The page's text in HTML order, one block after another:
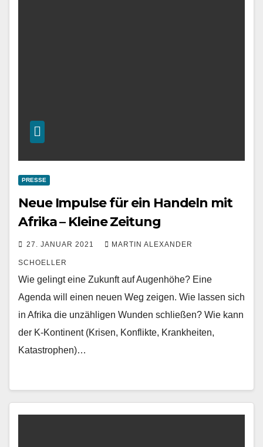
PRESSE
Neue Impulse für ein Handeln mit
Afrika – Kleine Zeitung
27. JANUAR 2021 MARTIN ALEXANDER
SCHOELLER
Wie gelingt eine Zukunft auf Augenhöhe? Eine
Agenda will einen neuen Weg zeigen. Wie lassen sich
in Afrika die unzähligen Wunden schließen? Wie kann
der K-Kontinent (Krisen, Konflikte, Krankheiten,
Katastrophen)…